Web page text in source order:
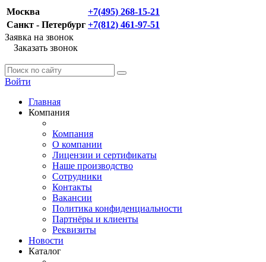
Москва
+7(495) 268-15-21
Санкт - Петербург +7(812) 461-97-51
Заявка на звонок
Заказать звонок
Войти
Главная
Компания
Компания
О компании
Лицензии и сертификаты
Наше производство
Сотрудники
Контакты
Вакансии
Политика конфиденциальности
Партнёры и клиенты
Реквизиты
Новости
Каталог